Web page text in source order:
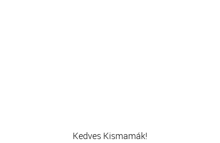
Kedves Kismamák!